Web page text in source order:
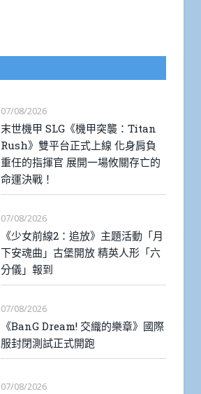
07/08/2026
末世機甲 SLG《機甲突襲：Titan
Rush》雙平台正式上線 化身肩負
重任的指揮官 展開一場攸關存亡的
命運決戰！
07/08/2026
《少女前線2：追放》主題活動「月
下安魂曲」古堡開放 精英人形「六
分儀」報到
07/08/2026
《BanG Dream! 交織的樂章》國際
服封閉測試正式開跑
07/08/2026